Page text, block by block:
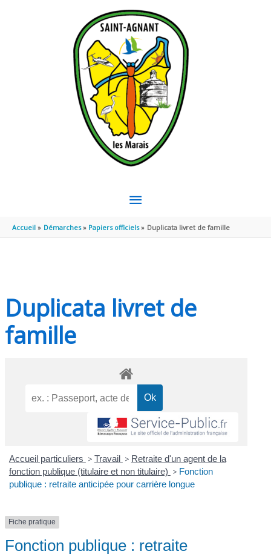
MENU
PRINCIPAL
Accueil Démarches Papiers officiels Duplicata livret de famille
Duplicata livret de
famille
Accueil particuliers > Travail > Retraite d'un agent de la
fonction publique (titulaire et non titulaire) > Fonction
publique : retraite anticipée pour carrière longue
Fiche pratique
Fonction publique : retraite